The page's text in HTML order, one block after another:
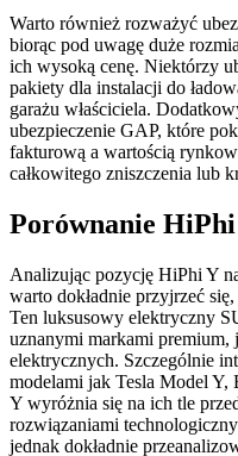
Warto również rozważyć
biorąc pod uwagę duże
ich wysoką cenę. Niektórzy
pakiety dla instalacji do
garażu właściciela.
ubezpieczenie GAP, które
fakturową a wartością
całkowitego zniszczenia lub
Porównanie
Analizując pozycję HiPhi Y
warto dokładnie przyjrzeć
Ten luksusowy elektryczny
uznanymi markami
elektrycznych. Szczególnie
modelami jak Tesla Model
Y wyróżnia się na ich tle
rozwiązaniami
jednak dokładnie